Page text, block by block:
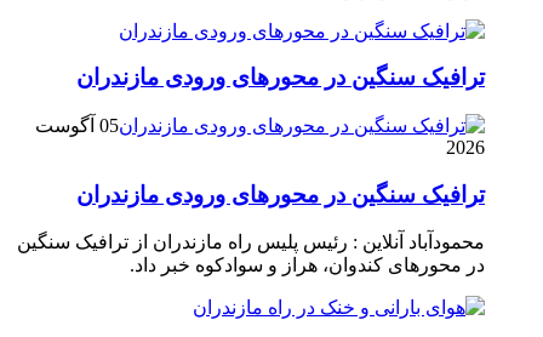
ترافیک سنگین در محور‌های ورودی مازندران
05 آگوست
2026
ترافیک سنگین در محور‌های ورودی مازندران
محمودآباد آنلاین : رئیس پلیس راه مازندران از ترافیک سنگین
در محور‌های کندوان، هراز و سوادکوه خبر داد.